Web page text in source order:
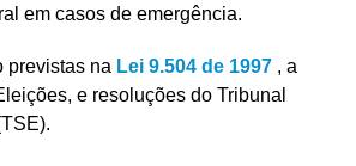
em casos de emergência.
previstas na Lei 9.504 de 1997, a
e resoluções do Tribunal